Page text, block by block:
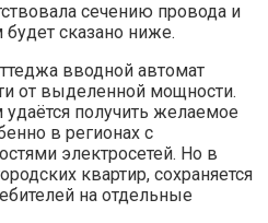
сечению провода и
сказано ниже.
вводной автомат
от выделенной мощности.
получить желаемое
в регионах с
электросетей. Но в
квартир, сохраняется
на отдельные